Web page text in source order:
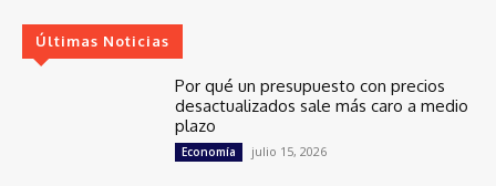
Últimas Noticias
Por qué un presupuesto con precios
desactualizados sale más caro a medio
plazo
Economía julio 15, 2026